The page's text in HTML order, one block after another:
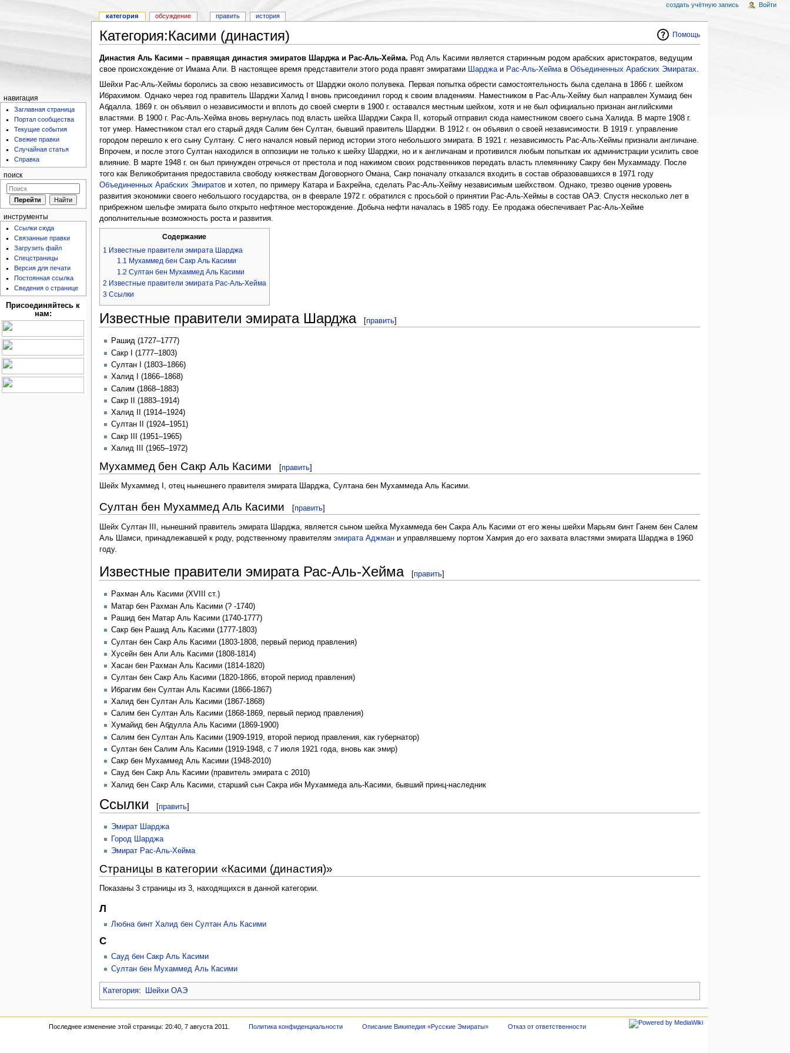
Помощь
Категория:Касими (династия)
Династия Аль Касими – правящая династия эмиратов Шарджа и Рас-Аль-Хейма. Род Аль Касими является старинным родом арабских аристократов, ведущим
свое происхождение от Имама Али. В настоящее время представители этого рода правят эмиратами Шарджаи Рас-Аль-Хеймав Объединенных Арабских Эмиратах.
Шейхи Рас-Аль-Хеймы боролись за свою независимость от Шарджи около полувека. Первая попытка обрести самостоятельность была сделана в 1866 г. шейхом
Ибрахимом. Однако через год правитель Шарджи Халид I вновь присоединил город к своим владениям. Наместником в Рас-Аль-Хейму был направлен Хумаид бен
Абдалла. 1869 г. он объявил о независимости и вплоть до своей смерти в 1900 г. оставался местным шейхом, хотя и не был официально признан английскими
властями. В 1900 г. Рас-Аль-Хейма вновь вернулась под власть шейха Шарджи Сакра II, который отправил сюда наместником своего сына Халида. В марте 1908 г.
тот умер. Наместником стал его старый дядя Салим бен Султан, бывший правитель Шарджи. В 1912 г. он объявил о своей независимости. В 1919 г. управление
городом перешло к его сыну Султану. С него начался новый период истории этого небольшого эмирата. В 1921 г. независимость Рас-Аль-Хеймы признали англичане.
Впрочем, и после этого Султан находился в оппозиции не только к шейху Шарджи, но и к англичанам и противился любым попыткам их администрации усилить свое
влияние. В марте 1948 г. он был принужден отречься от престола и под нажимом своих родственников передать власть племяннику Сакру бен Мухаммаду. После
того как Великобритания предоставила свободу княжествам Договорного Омана, Сакр поначалу отказался входить в состав образовавшихся в 1971 году
Объединенных Арабских Эмиратови хотел, по примеру Катара и Бахрейна, сделать Рас-Аль-Хейму независимым шейхством. Однако, трезво оценив уровень
развития экономики своего небольшого государства, он в феврале 1972 г. обратился с просьбой о принятии Рас-Аль-Хеймы в состав ОАЭ. Спустя несколько лет в
прибрежном шельфе эмирата было открыто нефтяное месторождение. Добыча нефти началась в 1985 году. Ее продажа обеспечивает Рас-Аль-Хейме
дополнительные возможность роста и развития.
Содержание
1 Известные правители эмирата Шарджа
1.1 Мухаммед бен Сакр Аль Касими
1.2 Султан бен Мухаммед Аль Касими
2 Известные правители эмирата Рас-Аль-Хейма
3 Ссылки
Известные правители эмирата Шарджа [править]
Рашид (1727–1777)
Сакр I (1777–1803)
Султан I (1803–1866)
Халид I (1866–1868)
Салим (1868–1883)
Сакр II (1883–1914)
Халид II (1914–1924)
Султан II (1924–1951)
Сакр III (1951–1965)
Халид III (1965–1972)
Мухаммед бен Сакр Аль Касими [править]
Шейх Мухаммед I, отец нынешнего правителя эмирата Шарджа, Султана бен Мухаммеда Аль Касими.
Султан бен Мухаммед Аль Касими [править]
Шейх Султан III, нынешний правитель эмирата Шарджа, является сыном шейха Мухаммеда бен Сакра Аль Касими от его жены шейхи Марьям бинт Ганем бен Салем
Аль Шамси, принадлежавшей к роду, родственному правителям эмирата Аджмани управлявшему портом Хамрия до его захвата властями эмирата Шарджа в 1960
году.
Известные правители эмирата Рас-Аль-Хейма [править]
Рахман Аль Касими (XVIII ст.)
Матар бен Рахман Аль Касими (? -1740)
Рашид бен Матар Аль Касими (1740-1777)
Сакр бен Рашид Аль Касими (1777-1803)
Султан бен Сакр Аль Касими (1803-1808, первый период правления)
Хусейн бен Али Аль Касими (1808-1814)
Хасан бен Рахман Аль Касими (1814-1820)
Султан бен Сакр Аль Касими (1820-1866, второй период правления)
Ибрагим бен Султан Аль Касими (1866-1867)
Халид бен Султан Аль Касими (1867-1868)
Салим бен Султан Аль Касими (1868-1869, первый период правления)
Хумайид бен Абдулла Аль Касими (1869-1900)
Салим бен Султан Аль Касими (1909-1919, второй период правления, как губернатор)
Султан бен Салим Аль Касими (1919-1948, с 7 июля 1921 года, вновь как эмир)
Сакр бен Мухаммед Аль Касими (1948-2010)
Сауд бен Сакр Аль Касими (правитель эмирата с 2010)
Халид бен Сакр Аль Касими, старший сын Сакра ибн Мухаммеда аль-Касими, бывший принц-наследник
Ссылки [править]
Эмират Шарджа
Город Шарджа
Эмират Рас-Аль-Хейма
Страницы в категории «Касими (династия)»
Показаны 3 страницы из 3, находящихся в данной категории.
Л
Любна бинт Халид бен Султан Аль Касими
С
Сауд бен Сакр Аль Касими
Султан бен Мухаммед Аль Касими
Категория: Шейхи ОАЭ
категория обсуждение править история
создать учётную запись Войти
навигация
Заглавная страница
Портал сообщества
Текущие события
Свежие правки
Случайная статья
Справка
поиск
инструменты
Ссылки сюда
Связанные правки
Загрузить файл
Спецстраницы
Версия для печати
Постоянная ссылка
Сведения о странице
Присоединяйтесь к
нам:
Последнее изменение этой страницы: 20:40, 7 августа 2011. Политика конфиденциальности Описание Википедия «Русские Эмираты» Отказ от ответственности